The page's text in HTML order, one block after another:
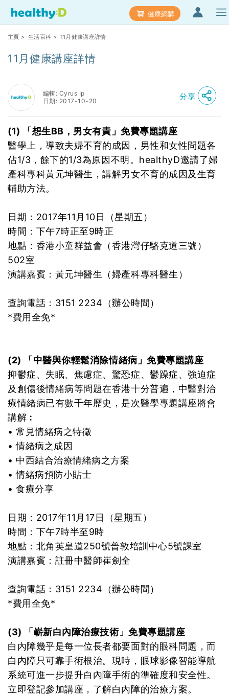
健康網購
主頁 > 生活百科 > 11月健康講座詳情
11月健康講座詳情
編輯: Cyrus Ip
日期: 2017-10-20
分享
(1) 「想生BB，男女有責」免費專題講座
醫學上，導致夫婦不育的成因，男性和女性問題各
佔1/3，餘下的1/3為原因不明。healthyD邀請了婦
產科專科黃元坤醫生，講解男女不育的成因及生育
輔助方法。
日期：2017年11月10日（星期五）
時間：下午7時正至9時正
地點：香港小童群益會（香港灣仔駱克道三號）
502室
演講嘉賓：黃元坤醫生（婦產科專科醫生）
查詢電話：3151 2234（辦公時間）
*費用全免*
(2) 「中醫與你輕鬆消除情緒病」免費專題講座
抑鬱症、失眠、焦慮症、驚恐症、鬱躁症、強迫症
及創傷後情緒病等問題在香港十分普遍，中醫對治
療情緒病已有數千年歷史，是次醫學專題講座將會
講解︰
• 常見情緒病之特徵
• 情緒病之成因
• 中西結合治療情緒病之方案
• 情緒病預防小貼士
• 食療分享
日期：2017年11月17日（星期五）
時間：下午7時半至9時
地點：北角英皇道250號普敦培訓中心5號課室
演講嘉賓：註冊中醫師崔劍全
查詢電話：3151 2234（辦公時間）
*費用全免*
(3) 「嶄新白內障治療技術」免費專題講座
白內障幾乎是每一位長者都要面對的眼科問題，而
白內障只可靠手術根治。現時，眼球影像智能導航
系統可進一步提升白內障手術的準確度和安全性。
立即登記參加講座，了解白內障的治療方案。